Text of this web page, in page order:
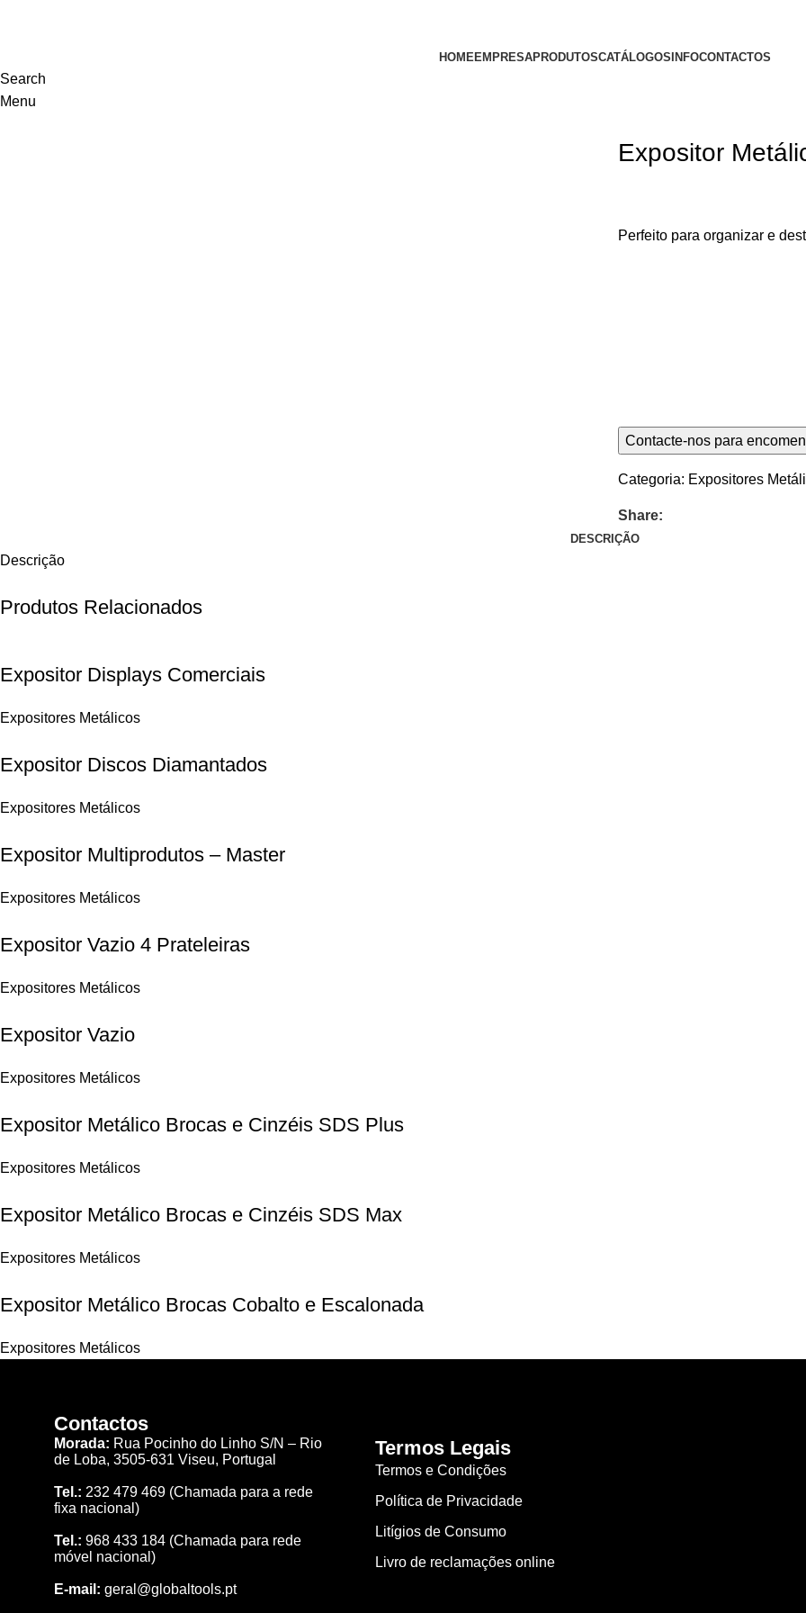
HOMEEMPRESAPRODUTOSCATÁLOGOS INFOCONTACTOS
Search
Menu
Expositor
Perfeito para organizar e
Categoria: Expositores
Share:
DESCRIÇÃO
Descrição
Produtos Relacionados
Expositor Displays Comerciais
Expositores Metálicos
Expositor Discos Diamantados
Expositores Metálicos
Expositor Multiprodutos – Master
Expositores Metálicos
Expositor Vazio 4 Prateleiras
Expositores Metálicos
Expositor Vazio
Expositores Metálicos
Expositor Metálico Brocas e Cinzéis SDS Plus
Expositores Metálicos
Expositor Metálico Brocas e Cinzéis SDS Max
Expositores Metálicos
Expositor Metálico Brocas Cobalto e Escalonada
Expositores Metálicos
Contactos
Morada: Rua Pocinho do Linho S/N – Rio
de Loba,3505-631 Viseu, Portugal
Tel.: 232 479 469 (Chamada para a rede
fixa nacional)
Tel.: 968 433 184 (Chamada para rede
móvel nacional)
E-mail: geral@globaltools.pt
Termos Legais
Termos e Condições
Política de Privacidade
Litígios de Consumo
Livro de reclamações online